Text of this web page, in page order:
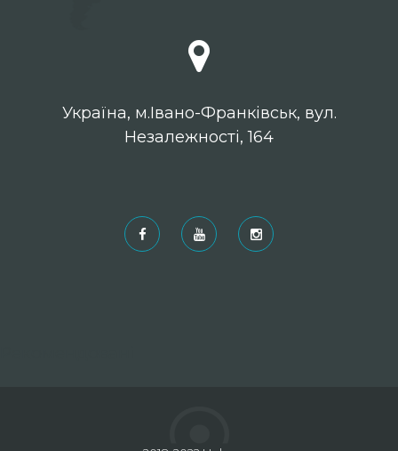
Українa, м.Івано-Франківськ, вул.
Незалежності, 164